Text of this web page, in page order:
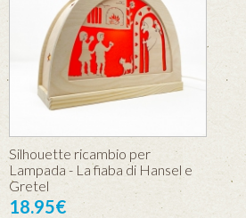
Silhouette ricambio per
Lampada - La fiaba di Hansel e
Gretel
18.95€